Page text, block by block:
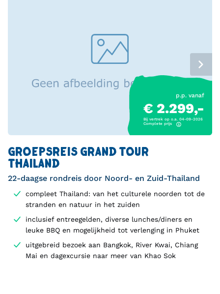
Bij vertrek op o.a. 04-09-2026
Complete prijs
p.p. vanaf
€ 2.299,-
GROEPSREIS GRAND TOUR
THAILAND
22-daagse rondreis door Noord- en Zuid-Thailand
compleet Thailand: van het culturele noorden tot de
stranden en natuur in het zuiden
inclusief entreegelden, diverse lunches/diners en
leuke BBQ en mogelijkheid tot verlenging in Phuket
uitgebreid bezoek aan Bangkok, River Kwai, Chiang
Mai en dagexcursie naar meer van Khao Sok